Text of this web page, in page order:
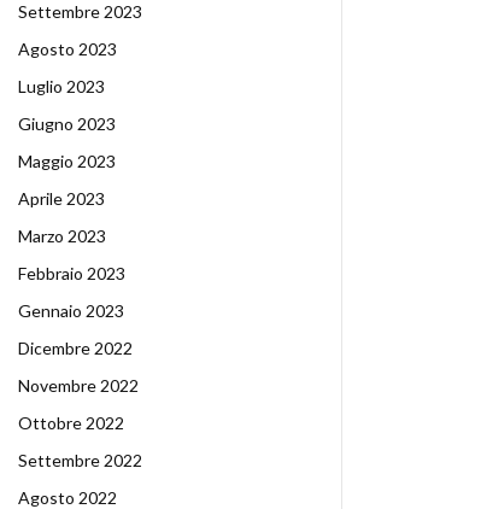
Settembre 2023
Agosto 2023
Luglio 2023
Giugno 2023
Maggio 2023
Aprile 2023
Marzo 2023
Febbraio 2023
Gennaio 2023
Dicembre 2022
Novembre 2022
Ottobre 2022
Settembre 2022
Agosto 2022